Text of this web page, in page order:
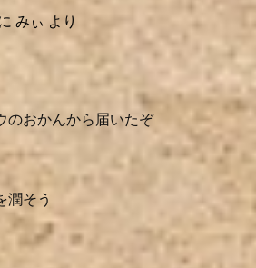
みぃ より
のおかんから届いたぞ
潤そう